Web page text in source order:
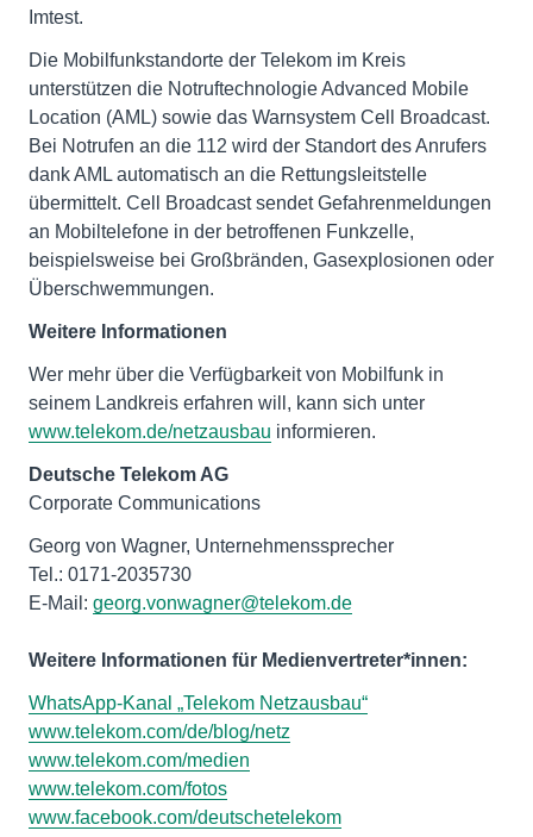
Imtest.
Die Mobilfunkstandorte der Telekom im Kreis
unterstützen die Notruftechnologie Advanced Mobile
Location (AML) sowie das Warnsystem Cell Broadcast.
Bei Notrufen an die 112 wird der Standort des Anrufers
dank AML automatisch an die Rettungsleitstelle
übermittelt. Cell Broadcast sendet Gefahrenmeldungen
an Mobiltelefone in der betroffenen Funkzelle,
beispielsweise bei Großbränden, Gasexplosionen oder
Überschwemmungen.
Weitere Informationen
Wer mehr über die Verfügbarkeit von Mobilfunk in
seinem Landkreis erfahren will, kann sich unter
www.telekom.de/netzausbau informieren.
Deutsche Telekom AG
Corporate Communications
Georg von Wagner, Unternehmenssprecher
Tel.: 0171-2035730
E-Mail: georg.vonwagner@telekom.de
Weitere Informationen für Medienvertreter*innen:
WhatsApp-Kanal „Telekom Netzausbau“
www.telekom.com/de/blog/netz
www.telekom.com/medien
www.telekom.com/fotos
www.facebook.com/deutschetelekom